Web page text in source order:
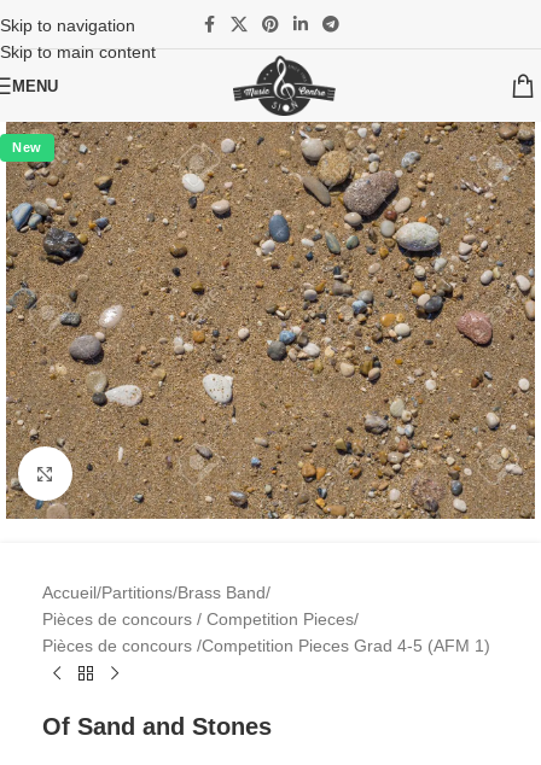
Skip to navigation
Skip to main content
MENU
New
Cliquez pour agrandir l'image
Accueil/Partitions/Brass Band/
Pièces de concours / Competition Pieces/
Pièces de concours /Competition Pieces Grad 4-5 (AFM 1)
Of Sand and Stones